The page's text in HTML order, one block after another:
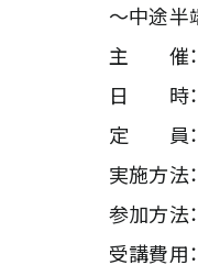
～中途半
主 催：
日 時：
定 員：
実施方法
参加方法
受講費用